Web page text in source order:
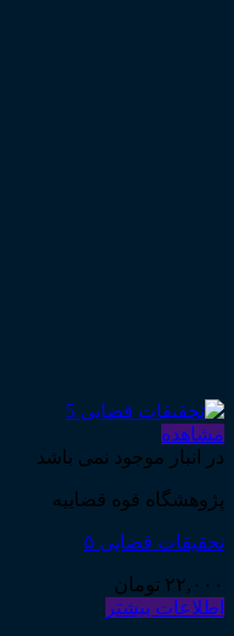
مشاهده
در انبار موجود نمی باشد
پژوهشگاه قوه قضاییه
تحقیقات قضایی ۵
۲۲,۰۰۰ تومان
اطلاعات بیشتر